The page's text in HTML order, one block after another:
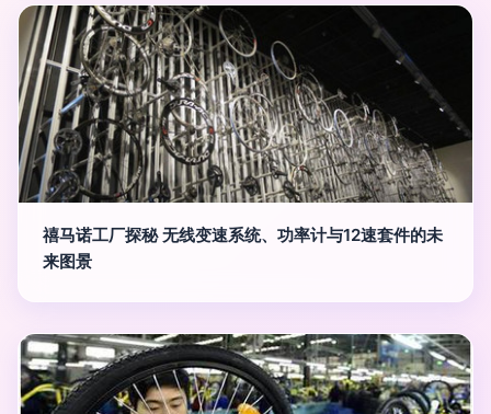
禧马诺工厂探秘 无线变速系统、功率计与12速套件的未
来图景